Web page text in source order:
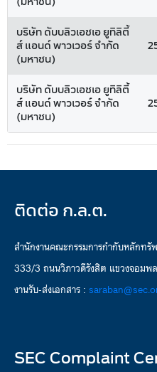
บริษัท ดับบลิวเอชเอ ยูทิลิตี้
ส์ แอนด์ พาวเวอร์ จำกัด
(มหาชน)
บริษัท ดับบลิวเอชเอ ยูทิลิตี้
ส์ แอนด์ พาวเวอร์ จำกัด
(มหาชน)
ติดต่อ ก.ล.ต.
สำนักงานคณะกรรมการกำกับหลักท
333/3 ถนนวิภาวดีรังสิต แขวงจอมพ
งานรับ-ส่งเอกสาร :
SEC Complaint